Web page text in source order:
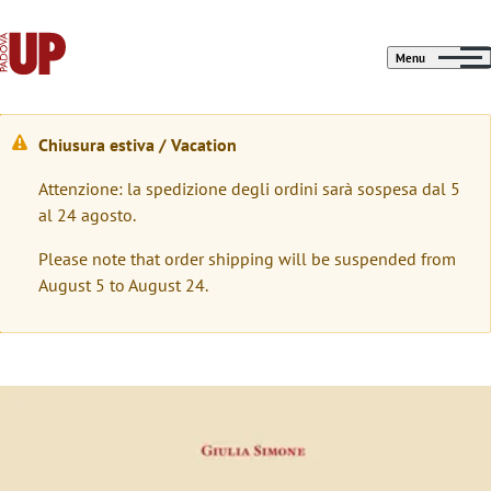
Menu
W
a
r
n
i
g
Chiusura estiva / Vacation
Attenzione: la spedizione degli ordini sarà sospesa dal 5
al 24 agosto.
Please note that order shipping will be suspended from
August 5 to August 24.